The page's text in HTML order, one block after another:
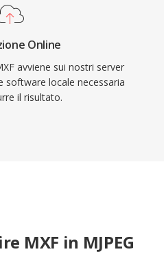
con risorse limitate.
Online
avviene sui nostri server
software locale necessaria
il risultato.
MXF in MJPEG